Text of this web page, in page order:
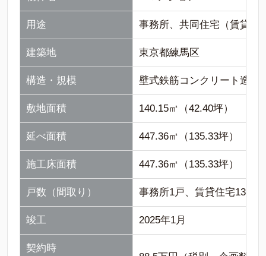
用途 事務所、共同住宅（賃貸マ
建築地 東京都練馬区
構造・規模 壁式鉄筋コンクリート造4階
敷地面積 140.15㎡（42.40坪）
延べ面積 447.36㎡（135.33坪）
施工床面積 447.36㎡（135.33坪）
戸数（間取り） 事務所1戸、賃貸住宅13戸
竣工 2025年1月
契約時